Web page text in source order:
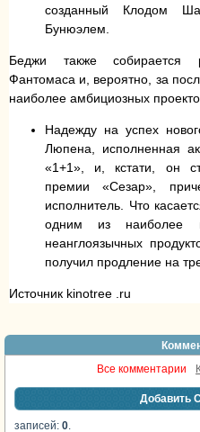
созданный Клодом
Бунюэлем.
Беджи также собирается
Фантомаса и, вероятно, за
наиболее амбициозных
Надежду на успех
Люпена, исполненная
«1+1», и, кстати, он
премии «Сезар»,
исполнитель. Что
одним из наиболее
неанглоязычных
получил продление на
Источник kinotree .ru
Все комментарии
Добавить
записей: 0